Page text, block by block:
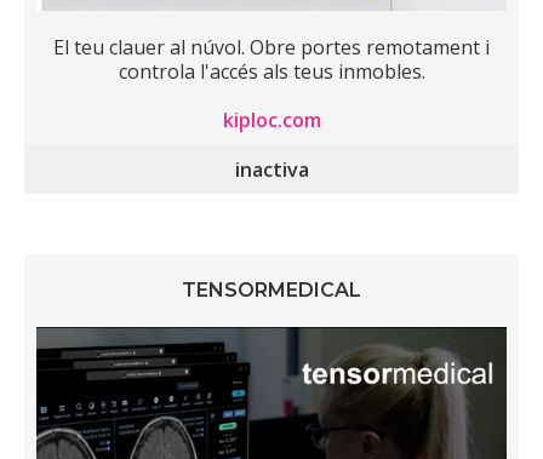
El teu clauer al núvol. Obre portes remotament i
controla l'accés als teus inmobles.
kiploc.com
inactiva
TENSORMEDICAL